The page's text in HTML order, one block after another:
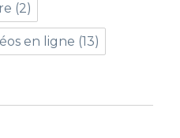
(2)
en ligne (13)